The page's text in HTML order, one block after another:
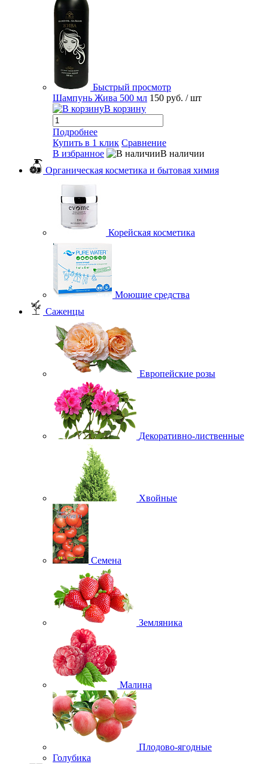
Быстрый просмотр
Шампунь Жива 500 мл 150 руб. / шт
В корзину
Подробнее
Купить в 1 клик Сравнение
В избранное
В наличии
Органическая косметика и бытовая химия
Корейская косметика
Моющие средства
Саженцы
Европейские розы
Декоративно-лиственные
Хвойные
Семена
Земляника
Малина
Плодово-ягодные
Голубика